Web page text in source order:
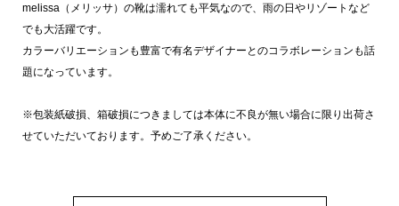
melissa（メリッサ）の靴は濡れても平気なので、雨の日やリゾートなど
でも大活躍です。
カラーバリエーションも豊富で有名デザイナーとのコラボレーションも話
題になっています。
※包装紙破損、箱破損につきましては本体に不良が無い場合に限り出荷さ
せていただいております。予めご了承ください。